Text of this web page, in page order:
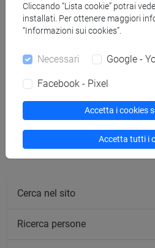
Orario settimanale
Giorno Orario
Calendario lezioni
Cerca nel sito
Ricerca persone
Cliccando “Lista cookie” potrai
installati. Per ottenere maggiori
“Informazioni sui cookies”.
Necessari Google -
Facebook - Pixel
Accetta i cookies
Accetta tutti i